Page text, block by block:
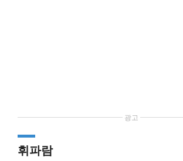
광고
휘파람